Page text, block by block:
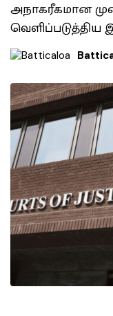
அநாகரீகமான